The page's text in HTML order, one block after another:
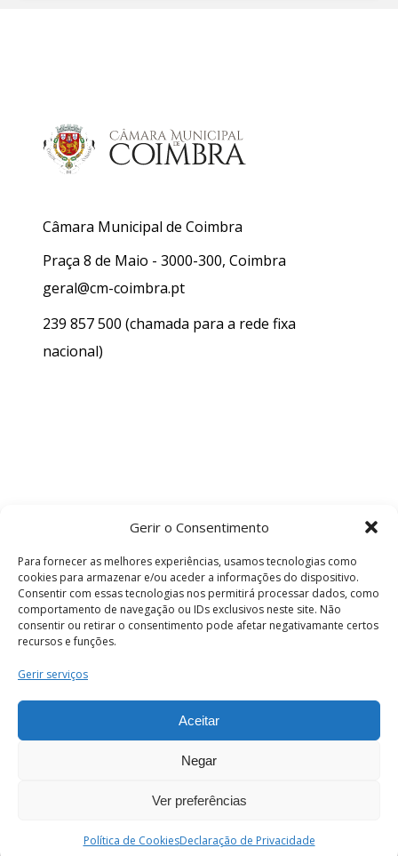
Gerir o Consentimento
Para fornecer as melhores experiências, usamos tecnologias como
cookies para armazenar e/ou aceder a informações do dispositivo.
Consentir com essas tecnologias nos permitirá processar dados, como
comportamento de navegação ou IDs exclusivos neste site. Não
consentir ou retirar o consentimento pode afetar negativamante certos
recursos e funções.
Gerir serviços
Aceitar
Negar
Ver preferências
Política de CookiesDeclaração de Privacidade
Câmara Municipal de Coimbra
Praça 8 de Maio - 3000-300, Coimbra
geral@cm-coimbra.pt
239 857 500 (chamada para a rede fixa
nacional)
Termos e Condições
os direitos reservados.